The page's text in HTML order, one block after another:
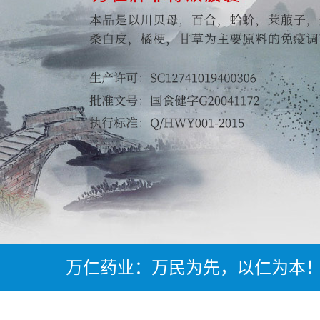
万仁药业：万民为先，以仁为本